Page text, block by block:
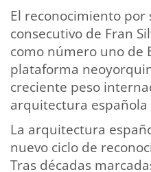
El reconocimiento por
consecutivo de Fran
como número uno de
plataforma
creciente peso
arquitectura española
La arquitectura
nuevo ciclo de
Tras décadas